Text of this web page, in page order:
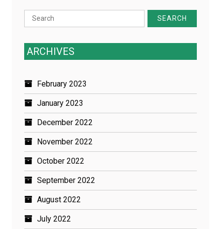
Search
for:
ARCHIVES
February 2023
January 2023
December 2022
November 2022
October 2022
September 2022
August 2022
July 2022